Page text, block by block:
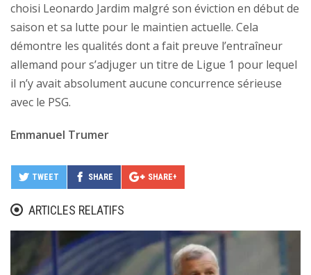
choisi Leonardo Jardim malgré son éviction en début de
saison et sa lutte pour le maintien actuelle. Cela
démontre les qualités dont a fait preuve l’entraîneur
allemand pour s’adjuger un titre de Ligue 1 pour lequel
il n’y avait absolument aucune concurrence sérieuse
avec le PSG.
Emmanuel Trumer
TWEET SHARE SHARE+
ARTICLES RELATIFS